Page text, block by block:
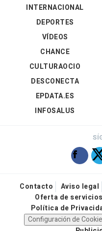
INTERNACIONAL
DEPORTES
VÍDEOS
CHANCE
CULTURAOCIO
DESCONECTA
EPDATA.ES
INFOSALUS
Contacto Aviso legal
Oferta de servicios
Política de
Configuración de